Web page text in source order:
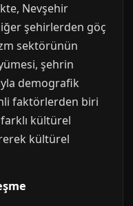
Nevşehir
şehirlerden göç
sektörünün
şehrin
demografik
faktörlerden biri
kültürel
kültürel